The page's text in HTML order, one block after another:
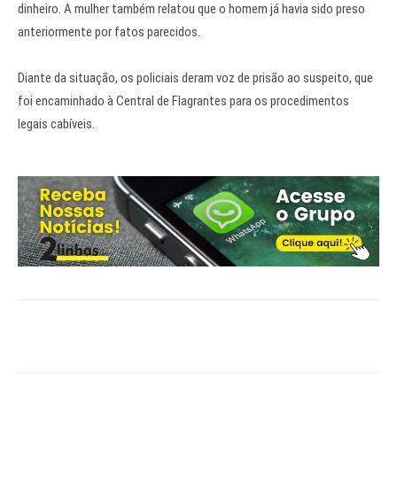
dinheiro. A mulher também relatou que o homem já havia sido preso
anteriormente por fatos parecidos.
Diante da situação, os policiais deram voz de prisão ao suspeito, que
foi encaminhado à Central de Flagrantes para os procedimentos
legais cabíveis.